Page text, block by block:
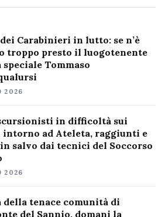
Carabinieri in lutto: se n’è
troppo presto il luogotenente
speciale Tommaso
2026
in difficoltà sui
intorno ad Ateleta, raggiunti e
salvo dai tecnici del Soccorso
2026
della tenace comunità di
del Sannio, domani la